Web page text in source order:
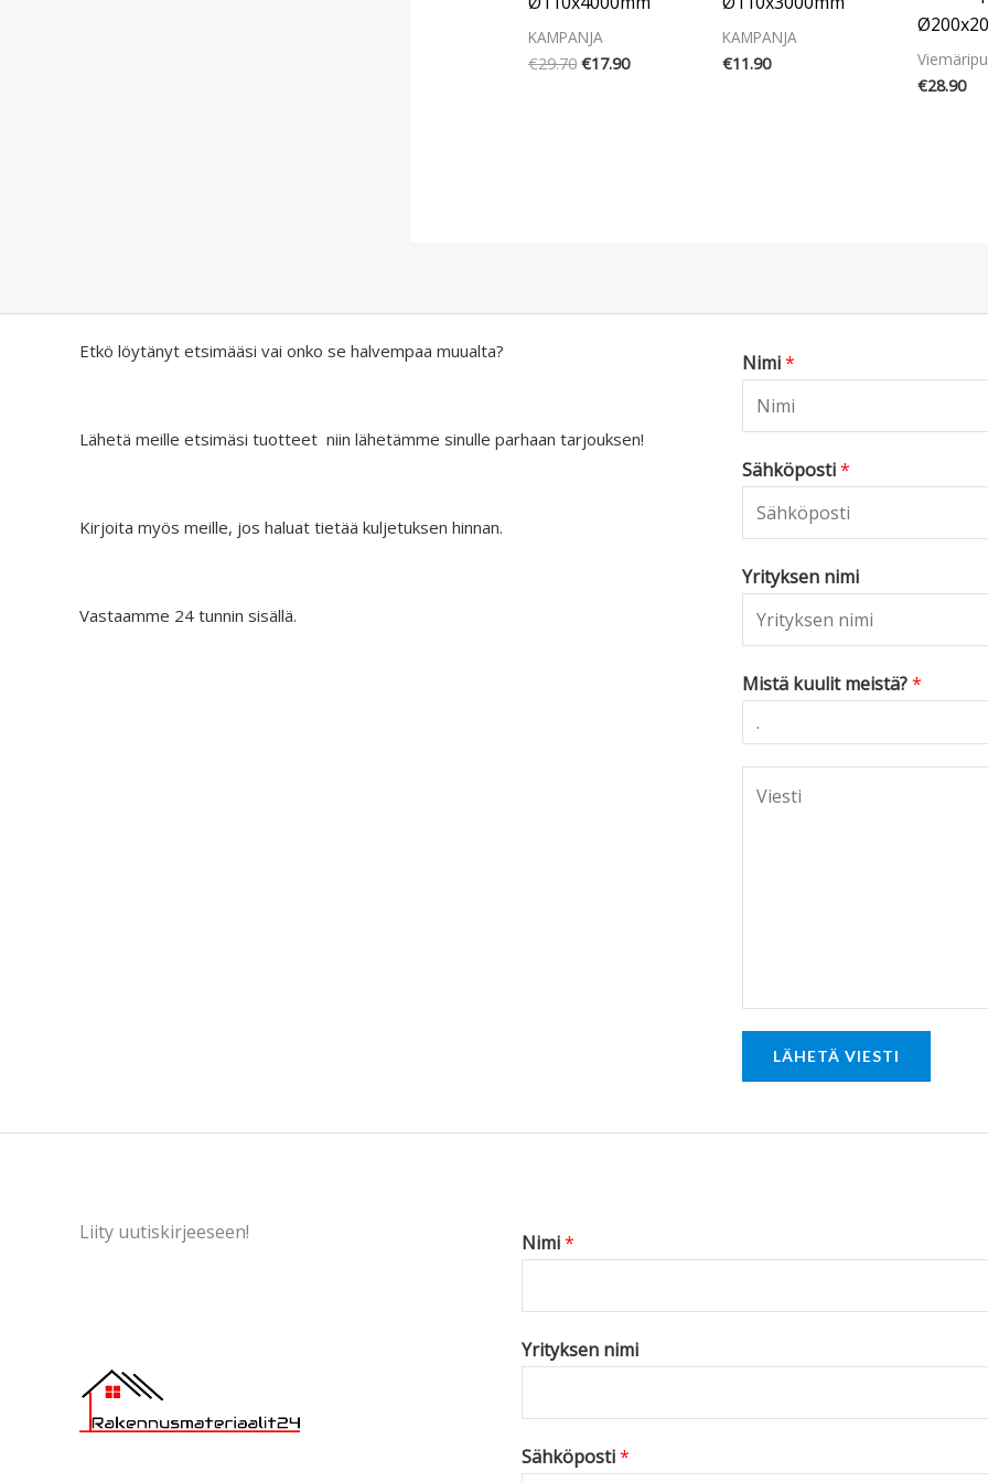
KAMPANJA
€29.70 €17.90
KAMPANJA
€11.90
€28.90
Etkö löytänyt etsimääsi vai onko se halvempaa muualta?
Lähetä meille etsimäsi tuotteet niin lähetämme sinulle parhaan tarjouksen!
Kirjoita myös meille, jos haluat tietää kuljetuksen hinnan.
Vastaamme 24 tunnin sisällä.
Nimi*
Sähköposti*
Yrityksen nimi
Mistä kuulit meistä?*
o
r
s
e
LÄHETÄ VIESTI
Liity uutiskirjeeseen! Nimi*
Yrityksen nimi
Sähköposti*